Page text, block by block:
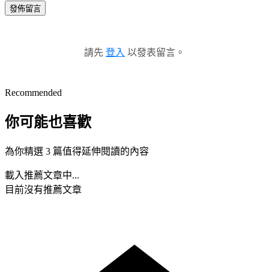
發佈留言
請先 登入 以發表留言。
Recommended
你可能也喜歡
為你精選 3 篇值得延伸閱讀的內容
載入推薦文章中...
目前沒有推薦文章